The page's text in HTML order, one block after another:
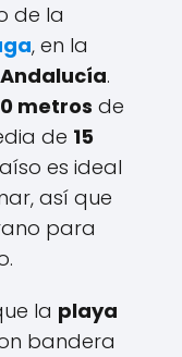
de la
, en la
Andalucía.
metros de
de 15
es ideal
así que
para
la playa
bandera